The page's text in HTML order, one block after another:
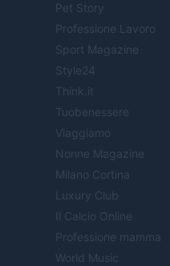
Pet Story
Professione Lavoro
Sport Magazine
Style24
Think.it
Tuobenessere
Viaggiamo
Nonne Magazine
Milano Cortina
Luxury Club
Il Calcio Online
Professione mamma
World Music